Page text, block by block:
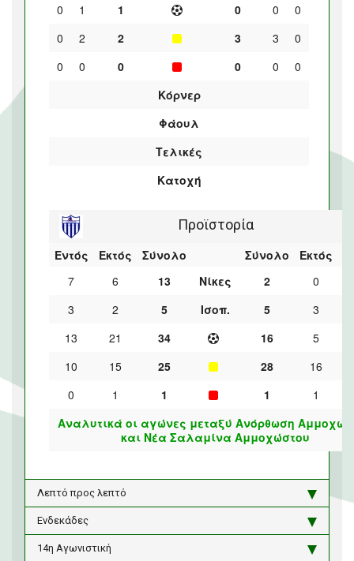
0 1 1 0 0
0
0
2 2 3 3
0
0
0 0 0 0
0
Κόρνερ
Φάουλ
Τελικές
Κατοχή
Προϊστορία
Εντός Εκτός Σύνολο Σύνολο Εκτός
7
6 13 Νίκες 2
0
3
2 5 Ισοπ. 5
3
13
21 34 16 5
10
15 25 28 16
0
1 1 1
1
Αναλυτικά οι αγώνες μεταξύ Ανόρθωση
και Νέα Σαλαμίνα Αμμοχώστου
Λεπτό προς λεπτό
Ενδεκάδες
14η Αγωνιστική